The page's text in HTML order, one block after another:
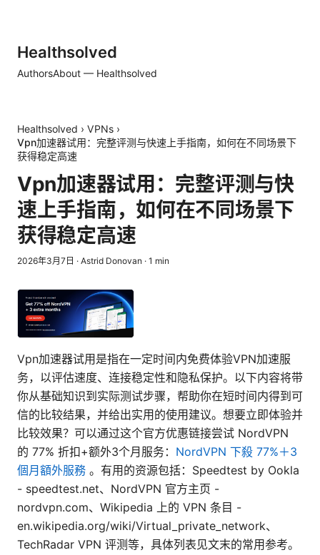
Healthsolved
AuthorsAbout — Healthsolved
Healthsolved › VPNs ›
Vpn加速器试用：完整评测与快速上手指南，如何在不同场景下
获得稳定高速
Vpn加速器试用：完整评测与快
速上手指南，如何在不同场景下
获得稳定高速
2026年3月7日 · Astrid Donovan · 1 min
Vpn加速器试用是指在一定时间内免费体验VPN加速服
务，以评估速度、连接稳定性和隐私保护。以下内容将带
你从基础知识到实际测试步骤，帮助你在短时间内得到可
信的比较结果，并给出实用的使用建议。想要立即体验并
比较效果？可以通过这个官方优惠链接尝试 NordVPN
的 77% 折扣+额外3个月服务： NordVPN 下殺 77%＋3
個月額外服務 。有用的资源包括：Speedtest by Ookla
- speedtest.net、NordVPN 官方主页 -
nordvpn.com、Wikipedia 上的 VPN 条目 -
en.wikipedia.org/wiki/Virtual_private_network、
TechRadar VPN 评测等，具体列表见文末的常用参考。